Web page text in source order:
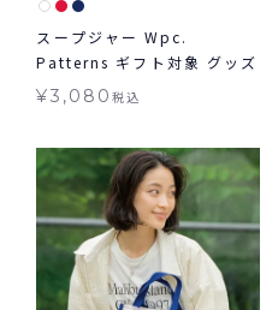
スープジャー Wpc.
Patterns ギフト対象 グッズ
¥3,080税込